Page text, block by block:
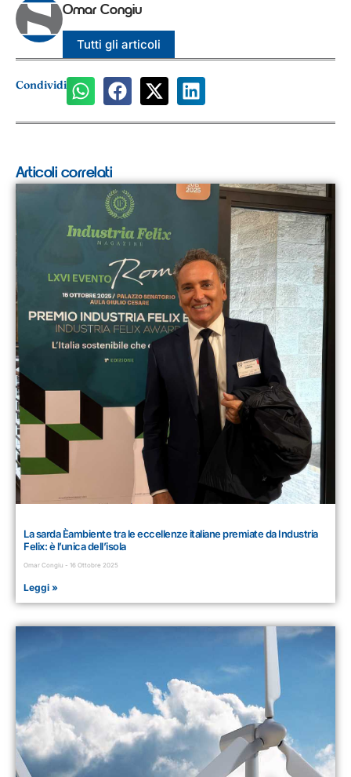
Omar Congiu
Tutti gli articoli
Condividi
Articoli correlati
La sarda Èambiente tra le eccellenze italiane premiate da Industria
Felix: è l’unica dell’isola
Omar Congiu 16 Ottobre 2025
Leggi »